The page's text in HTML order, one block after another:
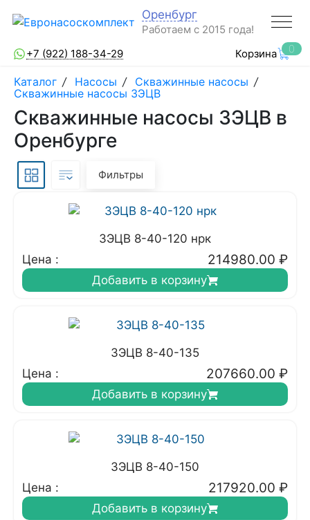
Оренбург
Работаем с 2015 года!
+7 (922) 188-34-29
Корзина 0
Каталог / Насосы / Скважинные насосы /
Скважинные насосы 3ЭЦВ
Скважинные насосы 3ЭЦВ в
Оренбурге
Фильтры
3ЭЦВ 8-40-120 нрк
Цена :
214980.00 ₽
Добавить в корзину
3ЭЦВ 8-40-135
Цена :
207660.00 ₽
Добавить в корзину
3ЭЦВ 8-40-150
Цена :
217920.00 ₽
Добавить в корзину